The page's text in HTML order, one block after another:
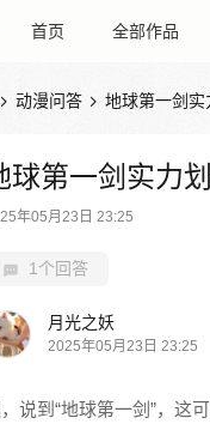
首页 全部作品
 动漫问答  地球第一剑实
球第一剑实力
年05月23日 23:25
1个回答
月光之妖
2025年05月23日 23:25
说到“地球第一剑”，这